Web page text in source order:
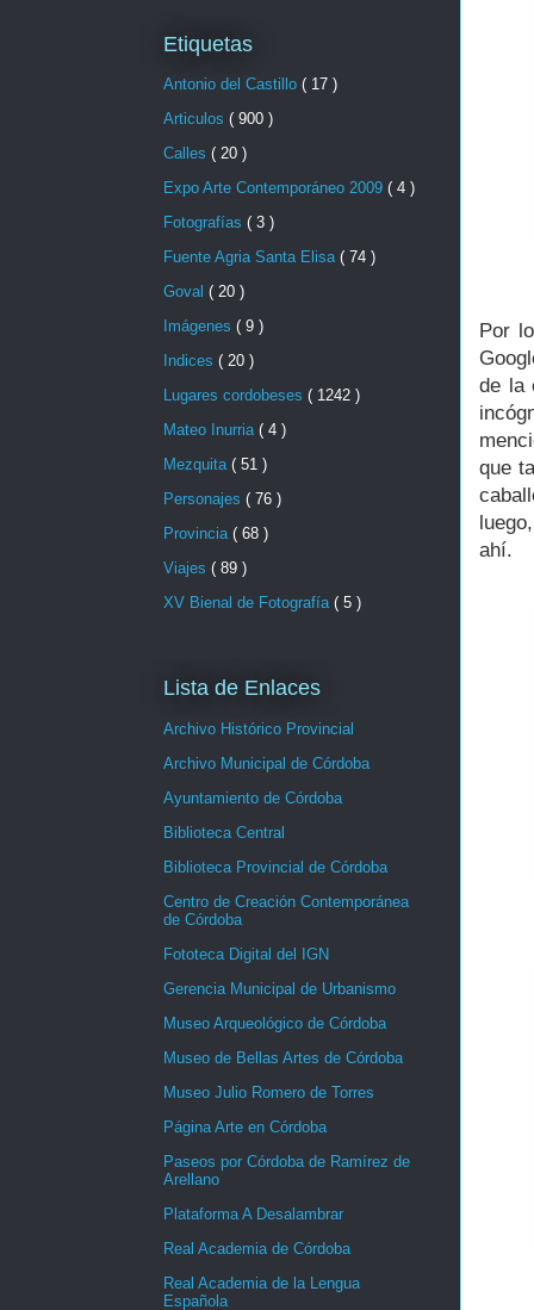
Por
de la
que
ahí.
Etiquetas
Antonio del Castillo ( 17 )
Articulos ( 900 )
Calles ( 20 )
Expo Arte Contemporáneo 2009 ( 4 )
Fotografías ( 3 )
Fuente Agria Santa Elisa ( 74 )
Goval ( 20 )
Imágenes ( 9 )
Indices ( 20 )
Lugares cordobeses ( 1242 )
Mateo Inurria ( 4 )
Mezquita ( 51 )
Personajes ( 76 )
Provincia ( 68 )
Viajes ( 89 )
XV Bienal de Fotografía ( 5 )
Lista de Enlaces
Archivo Histórico Provincial
Archivo Municipal de Córdoba
Ayuntamiento de Córdoba
Biblioteca Central
Biblioteca Provincial de Córdoba
Centro de Creación Contemporánea
de Córdoba
Fototeca Digital del IGN
Gerencia Municipal de Urbanismo
Museo Arqueológico de Córdoba
Museo de Bellas Artes de Córdoba
Museo Julio Romero de Torres
Página Arte en Córdoba
Paseos por Córdoba de Ramírez de
Arellano
Plataforma A Desalambrar
Real Academia de Córdoba
Real Academia de la Lengua
Española